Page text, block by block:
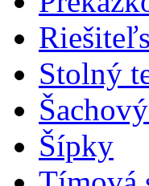
Stolný
Šípky